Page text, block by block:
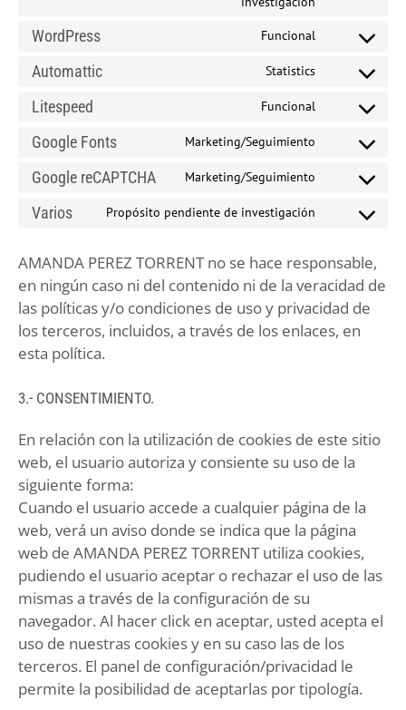
WordPress Funcional
Automattic Statistics
Litespeed Funcional
Google Fonts Marketing/Seguimiento
Google reCAPTCHA Marketing/Seguimiento
Varios Propósito pendiente de investigación
AMANDA PEREZ TORRENT no se hace responsable,
en ningún caso ni del contenido ni de la veracidad de
las políticas y/o condiciones de uso y privacidad de
los terceros, incluidos, a través de los enlaces, en
esta política.
3.- CONSENTIMIENTO.
En relación con la utilización de cookies de este sitio
web, el usuario autoriza y consiente su uso de la
siguiente forma:
Cuando el usuario accede a cualquier página de la
web, verá un aviso donde se indica que la página
web de AMANDA PEREZ TORRENT utiliza cookies,
pudiendo el usuario aceptar o rechazar el uso de las
mismas a través de la configuración de su
navegador. Al hacer click en aceptar, usted acepta el
uso de nuestras cookies y en su caso las de los
terceros. El panel de configuración/privacidad le
permite la posibilidad de aceptarlas por tipología.